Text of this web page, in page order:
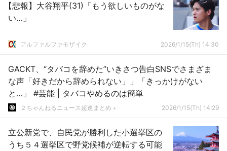
【悲報】大谷翔平(31)「もう欲しいものがな
い…」
アルファルファモザイク 2026/1/15(Th) 14:30
GACKT、“タバコを辞めた”いきさつ告白SNSでさまざま
な声「好きだから辞められない」」「きっかけがない
と…」 #芸能 | タバコやめるのは簡単
２ちゃんねるニュース超速まとめ＋ 2026/1/15(Th) 14:29
立公新党で、自民党が勝利した小選挙区の
うち５４選挙区で野党候補が逆転する可能